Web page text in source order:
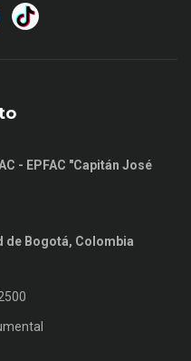
- EPFAC "Capitán José
de Bogotá, Colombia